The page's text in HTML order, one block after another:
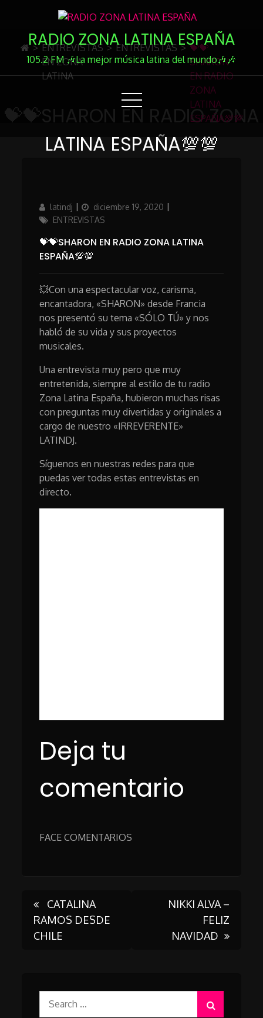
ContentRADIO ZONA LATINA ESPAÑA
105.2 FM 🎶La mejor música latina del mundo🎶🎶
💝💝SHARON EN RADIO ZONA
LATINA ESPAÑA💯💯
> ENTREVISTAS
EN ZONA
LATINA
> ENTREVISTAS > 💝💝
SHARON
EN RADIO
ZONA
LATINA
ESPAÑA💯💯
Author
latindj
Updated
on
diciembre 19, 2020
ENTREVISTAS
💝💝SHARON EN RADIO ZONA LATINA
ESPAÑA💯💯
💥Con una espectacular voz, carisma,
encantadora, «SHARON» desde Francia
nos presentó su tema «SÓLO TÚ» y nos
habló de su vida y sus proyectos
musicales.
Una entrevista muy pero que muy
entretenida, siempre al estilo de tu radio
Zona Latina España, hubieron muchas risas
con preguntas muy divertidas y originales a
cargo de nuestro «IRREVERENTE»
LATINDJ.
Síguenos en nuestras redes para que
puedas ver todas estas entrevistas en
directo.
Deja tu
comentario
FACE COMENTARIOS
Post
CATALINA
RAMOS DESDE
CHILE
NIKKI ALVA –
FELIZ
NAVIDAD
for: